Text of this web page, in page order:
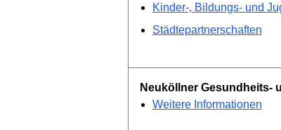
Kinder-, Bildungs- und
Städtepartnerschaften
Neuköllner Gesundheits-
Weitere Informationen